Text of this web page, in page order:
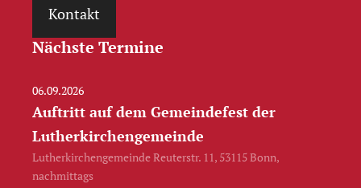
Kontakt
Nächste Termine
06.09.2026
Auftritt auf dem Gemeindefest der
Lutherkirchengemeinde
Lutherkirchengemeinde Reuterstr. 11, 53115 Bonn,
nachmittags